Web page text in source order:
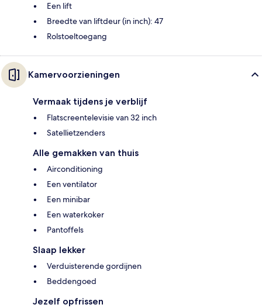
Een lift
Breedte van liftdeur (in inch): 47
Rolstoeltoegang
Kamervoorzieningen
Vermaak tijdens je verblijf
Flatscreentelevisie van 32 inch
Satellietzenders
Alle gemakken van thuis
Airconditioning
Een ventilator
Een minibar
Een waterkoker
Pantoffels
Slaap lekker
Verduisterende gordijnen
Beddengoed
Jezelf opfrissen